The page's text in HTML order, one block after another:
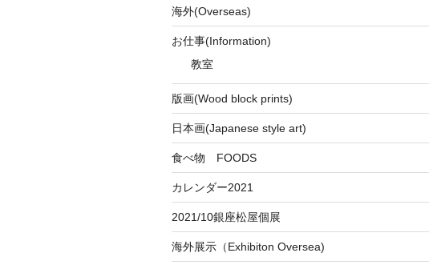
海外(Overseas)
お仕事(Information)
教室
版画(Wood block prints)
日本画(Japanese style art)
食べ物 FOODS
カレンダー2021
2021/10銀座松屋個展
海外展示（Exhibiton Oversea)